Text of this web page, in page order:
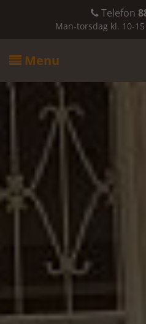
Telefon
Man-torsdag kl. 10-
 Menu